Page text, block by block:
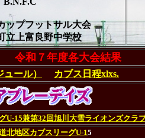
ップフットサル大会
上富良野中学校
令和７年度各大会結果
ール） カブス日程xlxs.
U-15兼第32回旭川大雪ライオンズクラ
北地区カブスリーグU-15